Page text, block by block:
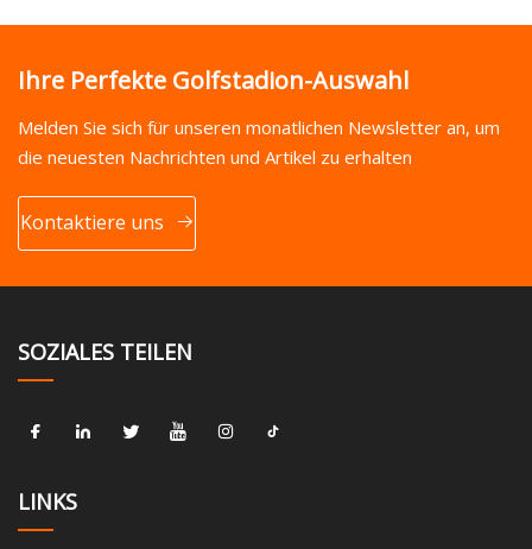
Ihre Perfekte Golfstadion-Auswahl
Melden Sie sich für unseren monatlichen Newsletter an, um
die neuesten Nachrichten und Artikel zu erhalten
Kontaktiere uns
SOZIALES TEILEN
LINKS